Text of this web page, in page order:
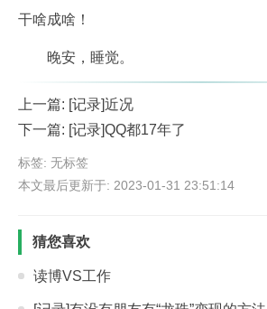
干啥成啥！
晚安，睡觉。
上一篇: [记录]近况
下一篇: [记录]QQ都17年了
标签: 无标签
本文最后更新于: 2023-01-31 23:51:14
猜您喜欢
读博VS工作